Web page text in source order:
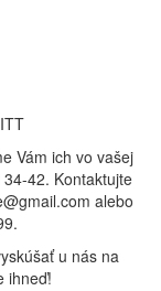
Vám ich vo vašej
42. Kontaktujte
alebo
u nás na
ihneď!